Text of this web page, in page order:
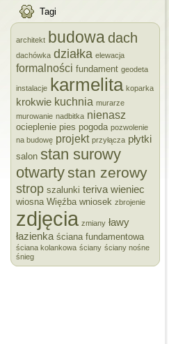
Tagi
architekt budowa dach
dachówka działka elewacja
formalności fundament geodeta
instalacje karmelita koparka
krokwie kuchnia murarze
murowanie nadbitka nienasz
ocieplenie pies pogoda pozwolenie
na budowę projekt przyłącza płytki
salon stan surowy
otwartystan zerowy
strop szalunki teriva wieniec
wiosna Więźba wniosek zbrojenie
zdjęcia zmiany ławy
łazienka ściana fundamentowa
ściana kolankowa ściany ściany nośne
śnieg